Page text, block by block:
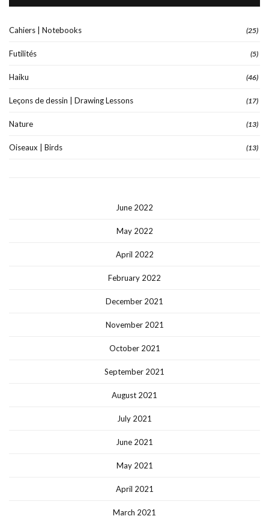
Cahiers | Notebooks (25)
Futilités (5)
Haiku (46)
Leçons de dessin | Drawing Lessons (17)
Nature (13)
Oiseaux | Birds (13)
June 2022
May 2022
April 2022
February 2022
December 2021
November 2021
October 2021
September 2021
August 2021
July 2021
June 2021
May 2021
April 2021
March 2021